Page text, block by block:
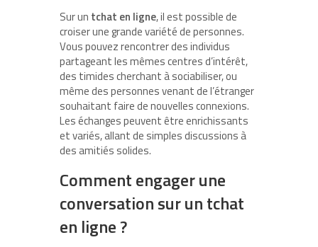
Sur un tchat en ligne, il est possible de
croiser une grande variété de personnes.
Vous pouvez rencontrer des individus
partageant les mêmes centres d’intérêt,
des timides cherchant à sociabiliser, ou
même des personnes venant de l’étranger
souhaitant faire de nouvelles connexions.
Les échanges peuvent être enrichissants
et variés, allant de simples discussions à
des amitiés solides.
Comment engager une
conversation sur un tchat
en ligne ?